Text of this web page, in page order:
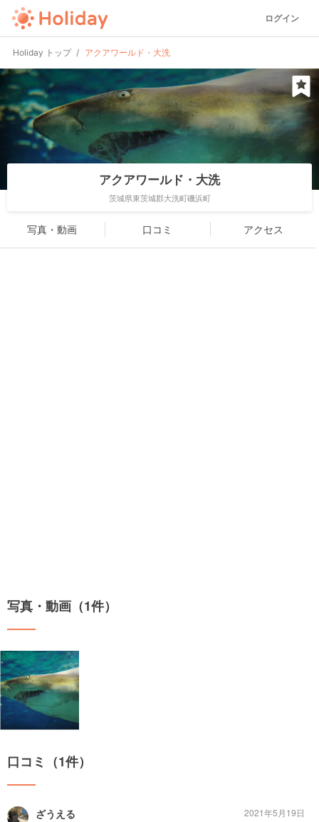
ログイン
Holiday トップ アクアワールド・大洗
アクアワールド・大洗
茨城県東茨城郡大洗町磯浜町
写真・動画 口コミ アクセス
写真・動画（1件）
口コミ（1件）
ざうえる
2021年5月19日